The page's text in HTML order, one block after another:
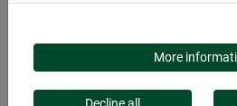
More